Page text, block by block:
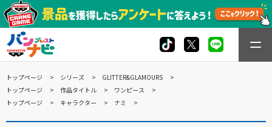
トップページ シリーズ
GLITTER&GLAMOURS
トップページ
作品タイトル
ワンピース
トップページ
キャラクター ナミ